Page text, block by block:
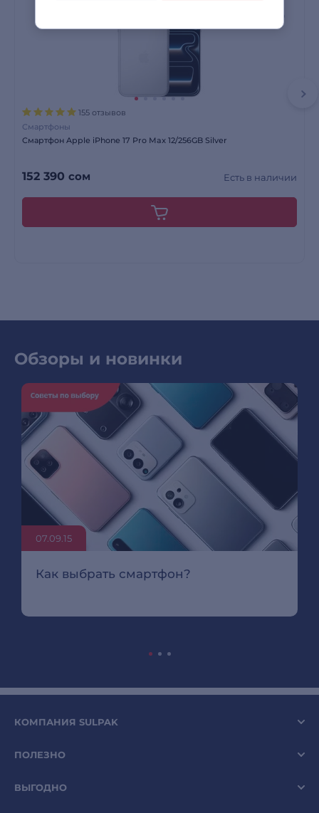
155 отзывов
Смартфоны
Смартфон Apple iPhone 17 Pro Max 12/256GB Silver
152 390 сом Есть в наличии
Обзоры и новинки
07.09.15
Как выбрать смартфон?
КОМПАНИЯ SULPAK
ПОЛЕЗНО
ВЫГОДНО